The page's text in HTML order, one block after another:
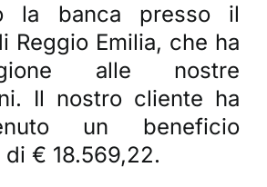
la banca presso il
Reggio Emilia, che ha
alle nostre
Il nostro cliente ha
un beneficio
di € 18.569,22.